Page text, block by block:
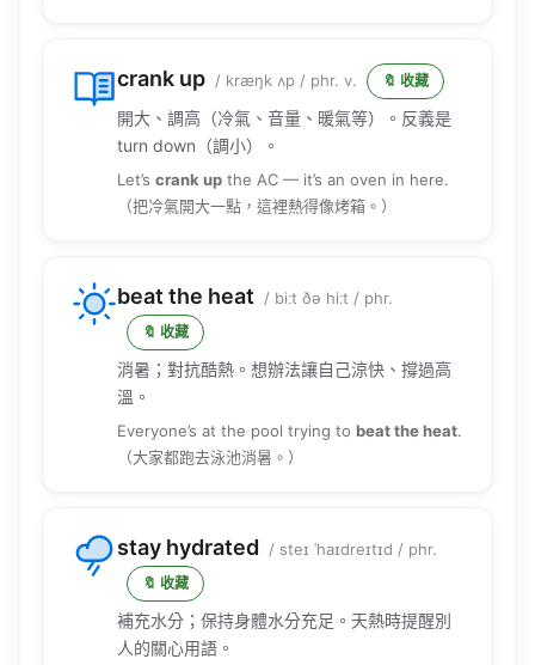
crank up / kræŋk ʌp / phr. v. 🔖 收藏
開大、調高（冷氣、音量、暖氣等）。反義是
turn down（調小）。
Let’s crank up the AC — it’s an oven in here.
（把冷氣開大一點，這裡熱得像烤箱。）
beat the heat / biːt ðə hiːt / phr.
🔖 收藏
消暑；對抗酷熱。想辦法讓自己涼快、撐過高
溫。
Everyone’s at the pool trying to beat the heat.
（大家都跑去泳池消暑。）
stay hydrated / steɪ ˈhaɪdreɪtɪd / phr.
🔖 收藏
補充水分；保持身體水分充足。天熱時提醒別
人的關心用語。